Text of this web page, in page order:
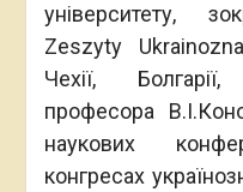
університету,
Zeszyty
Чехії,
професора
наукових
конгресах